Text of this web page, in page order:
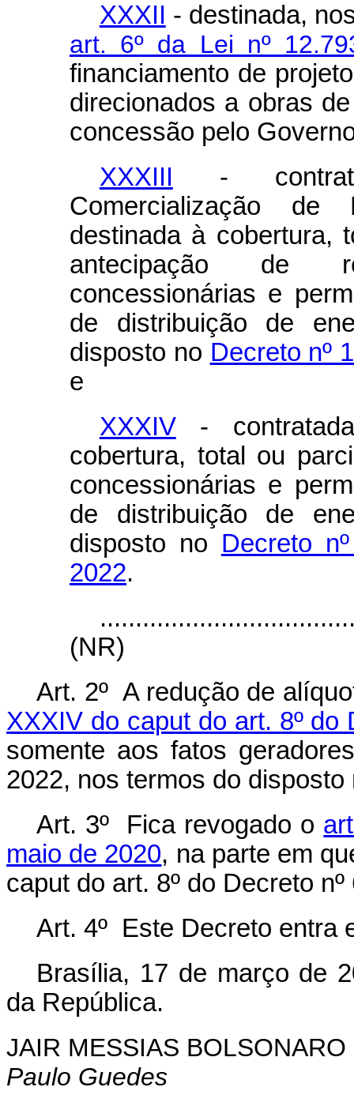
XXXII - destinada,
art. 6º da Lei nº
financiamento de
direcionados a obras
concessão pelo
XXXIII -
Comercialização
destinada à cobertura,
antecipação de
concessionárias e
de distribuição de
disposto no Decreto nº
e
XXXIV-
cobertura, total ou
concessionárias e
de distribuição de
disposto no Decreto
2022.
(NR)
Art. 2º A redução de
XXXIV do caput do art. 8º do
somente aos fatos
2022, nos termos do
Art. 3º Fica revogado o
maio de 2020, na parte em
caput do art. 8º do Decreto
Art. 4º Este Decreto entra
Brasília, 17 de março de
da República.
JAIR MESSIAS BOLSONARO
Paulo Guedes